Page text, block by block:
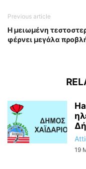
Previous article
Η μειωμένη
φέρνει μεγάλα
19